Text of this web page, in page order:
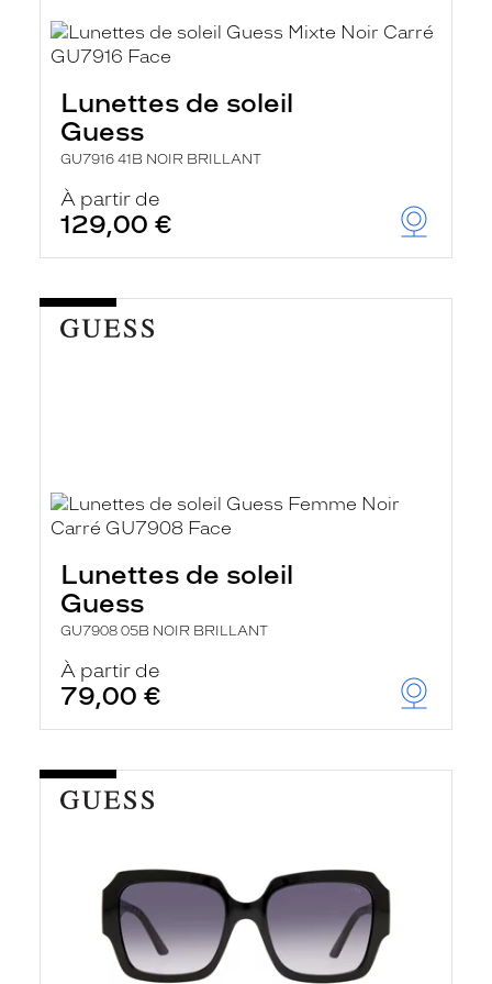
Lunettes de soleil
Guess
GU7916 41B NOIR BRILLANT
À partir de
129,00 €
Lunettes de soleil
Guess
GU7908 05B NOIR BRILLANT
À partir de
79,00 €